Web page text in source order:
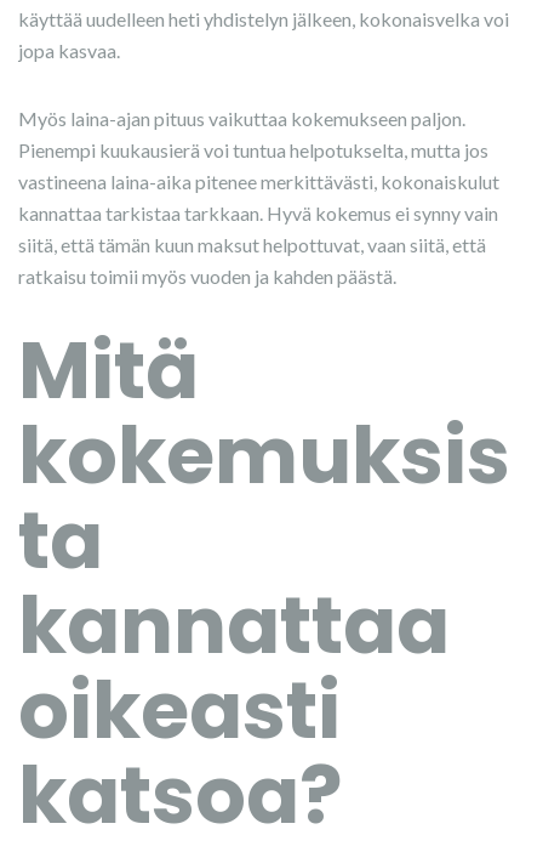
käyttää uudelleen heti yhdistelyn jälkeen, kokonaisvelka voi
jopa kasvaa.
Myös laina-ajan pituus vaikuttaa kokemukseen paljon.
Pienempi kuukausierä voi tuntua helpotukselta, mutta jos
vastineena laina-aika pitenee merkittävästi, kokonaiskulut
kannattaa tarkistaa tarkkaan. Hyvä kokemus ei synny vain
siitä, että tämän kuun maksut helpottuvat, vaan siitä, että
ratkaisu toimii myös vuoden ja kahden päästä.
Mitä
kokemuksis
ta
kannattaa
oikeasti
katsoa?